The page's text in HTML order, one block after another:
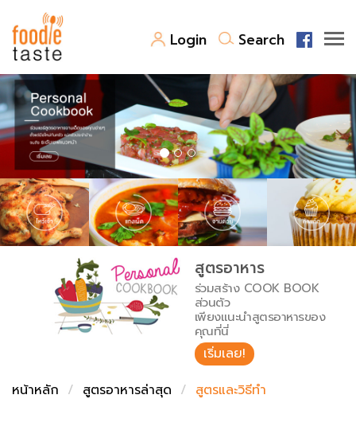
Login Search
สูตรอาหาร
สูตรอาหารล่าสุด
Top Foodie
พาไปชิม
สารพันก้นครัว
เคล็ดลับน่ารู้
เปรียบเทียบหน่วยการตวง
เปรียบเทียบอุณหภูมิ
เปรียบเทียบน้ำหนักวัตถุดิบ
FoodPedia
สร้าง Cookbook
สูตรอาหาร
ร่วมสร้าง COOK BOOK
ส่วนตัว
เพียงแนะนำสูตรอาหารของ
คุณที่นี่
เริ่มเลย!
หน้าหลัก
สูตรอาหารล่าสุด สูตรและวิธีทำ